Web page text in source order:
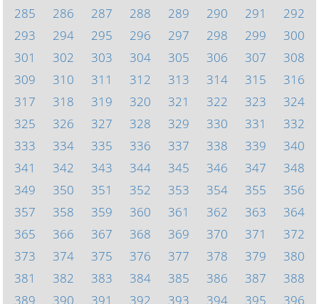
285
286 287 288 289 290 291
292
293
294 295 296 297 298 299
300
301
302 303 304 305 306 307
308
309
310 311 312 313 314 315
316
317
318 319 320 321 322 323
324
325
326 327 328 329 330 331
332
333
334 335 336 337 338 339
340
341
342 343 344 345 346 347
348
349
350 351 352 353 354 355
356
357
358 359 360 361 362 363
364
365
366 367 368 369 370 371
372
373
374 375 376 377 378 379
380
381
382 383 384 385 386 387
388
389
390 391 392 393 394 395 396